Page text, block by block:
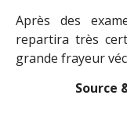
Après des
repartira très
grande frayeur
Source